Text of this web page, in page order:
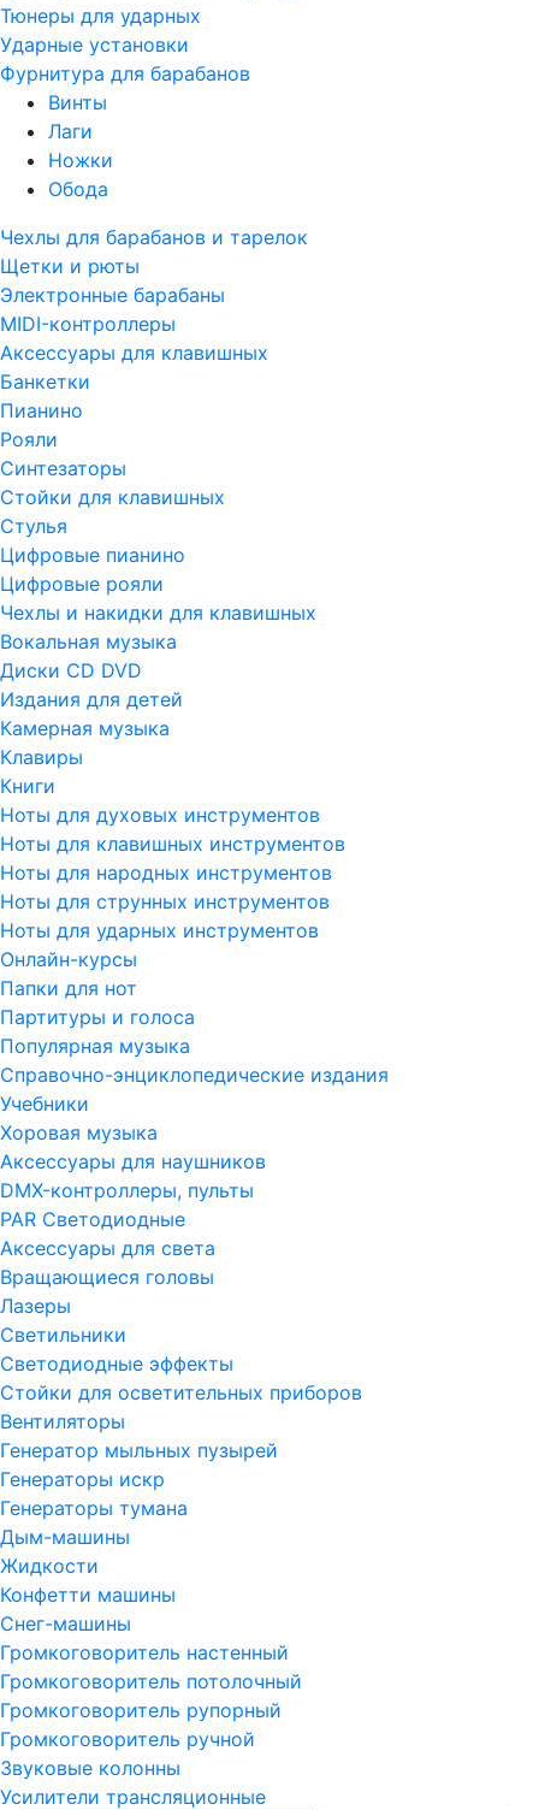
Тюнеры для ударных
Ударные установки
Фурнитура для барабанов
Винты
Лаги
Ножки
Обода
Чехлы для барабанов и тарелок
Щетки и рюты
Электронные барабаны
MIDI-контроллеры
Аксессуары для клавишных
Банкетки
Пианино
Рояли
Синтезаторы
Стойки для клавишных
Стулья
Цифровые пианино
Цифровые рояли
Чехлы и накидки для клавишных
Вокальная музыка
Диски CD DVD
Издания для детей
Камерная музыка
Клавиры
Книги
Ноты для духовых инструментов
Ноты для клавишных инструментов
Ноты для народных инструментов
Ноты для струнных инструментов
Ноты для ударных инструментов
Онлайн-курсы
Папки для нот
Партитуры и голоса
Популярная музыка
Справочно-энциклопедические издания
Учебники
Хоровая музыка
Аксессуары для наушников
DMX-контроллеры, пульты
PAR Светодиодные
Аксессуары для света
Вращающиеся головы
Лазеры
Светильники
Светодиодные эффекты
Стойки для осветительных приборов
Вентиляторы
Генератор мыльных пузырей
Генераторы искр
Генераторы тумана
Дым-машины
Жидкости
Конфетти машины
Снег-машины
Громкоговоритель настенный
Громкоговоритель потолочный
Громкоговоритель рупорный
Громкоговоритель ручной
Звуковые колонны
Усилители трансляционные